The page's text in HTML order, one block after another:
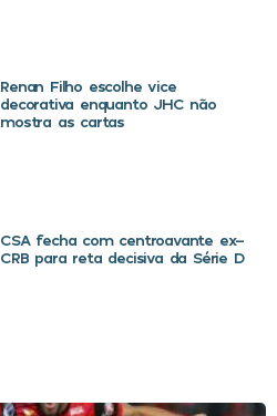
Renan Filho escolhe vice
decorativa enquanto JHC não
mostra as cartas
CSA fecha com centroavante ex-
CRB para reta decisiva da Série D